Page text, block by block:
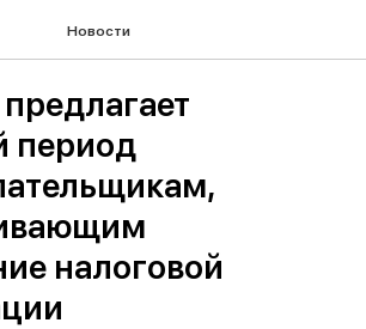
Новости
период
налоговой